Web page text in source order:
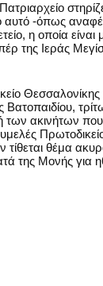
αυτό -όπως
η οποία είναι
της Ιεράς
των ακινήτων
τίθεται θέμα
της Μονής για